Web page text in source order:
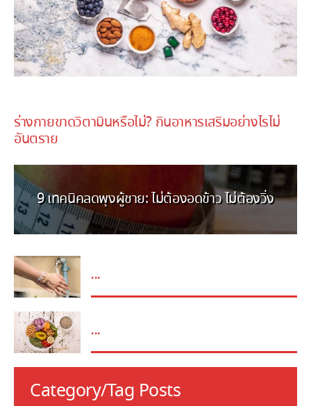
ร่างกายขาดวิตามินหรือไม่? กินอาหารเสริมอย่างไรไม่
อันตราย
9 เทคนิคลดพุงผู้ชาย: ไม่ต้องอดข้าว ไม่ต้องวิ่ง
...
...
Category/Tag Posts